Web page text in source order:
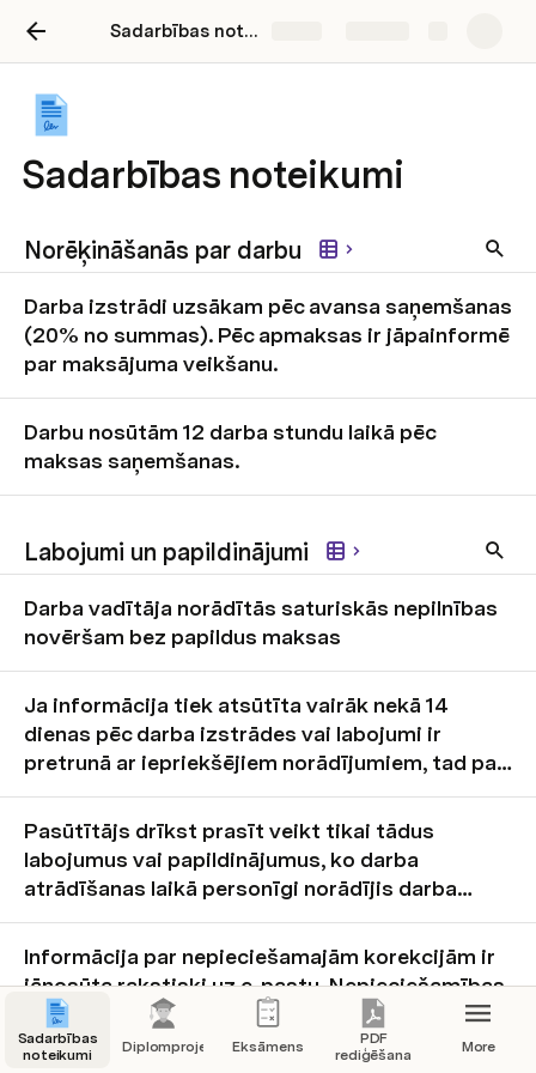
Sadarbības noteikumi
Sadarbības noteikumi
Norēķināšanās par darbu
Darba izstrādi uzsākam pēc avansa saņemšanas
(20% no summas). Pēc apmaksas ir jāpainformē
par maksājuma veikšanu.
Darbu nosūtām 12 darba stundu laikā pēc
maksas saņemšanas.
Labojumi un papildinājumi
Darba vadītāja norādītās saturiskās nepilnības
novēršam bez papildus maksas
Ja informācija tiek atsūtīta vairāk nekā 14
dienas pēc darba izstrādes vai labojumi ir
pretrunā ar iepriekšējiem norādījumiem, tad par
korekcijām ir jāmaksā un termiņš to veikšanai
atkarīgs no noslodzes. Šajā gadījumā nedrīkst
pieprasīt īsus termiņus korekciju veikšanai.
Pasūtītājs drīkst prasīt veikt tikai tādus
labojumus vai papildinājumus, ko darba
atrādīšanas laikā personīgi norādījis darba
vadītājs. Arī studiju biedru izteikumi vai
informācija no metodiskajiem norādījumiem un
citiem avotiem nevar kalpot par pamatu
labojumu vai papildinājumu pieprasīšanai.
Informācija par nepieciešamajām korekcijām ir
jānosūta rakstiski uz e-pastu. Nepieciešamības
gadījumā saruna ar pasniedzēju ir jāieraksta un
jāatsūta audioieraksts.
Sadarbības
noteikumi
Diplomprojekts Eksāmens
PDF
rediģēšana
More